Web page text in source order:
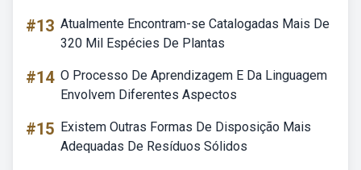
#13 Atualmente Encontram-se Catalogadas Mais De
320 Mil Espécies De Plantas
#14 O Processo De Aprendizagem E Da Linguagem
Envolvem Diferentes Aspectos
#15 Existem Outras Formas De Disposição Mais
Adequadas De Resíduos Sólidos